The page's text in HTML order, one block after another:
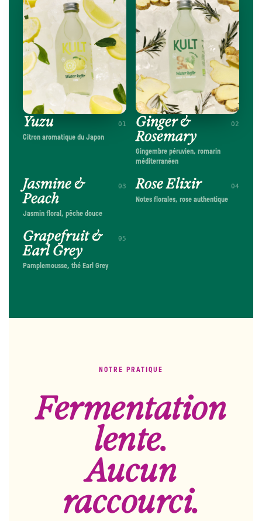
Yuzu
01
Citron aromatique du Japon
Ginger &
Rosemary
02
Gingembre péruvien, romarin
méditerranéen
Jasmine &
Peach
03
Jasmin floral, pêche douce
Rose Elixir
04
Notes florales, rose authentique
Grapefruit &
Earl Grey
05
Pamplemousse, thé Earl Grey
NOTRE PRATIQUE
Fermentation
lente.
Aucun
raccourci.